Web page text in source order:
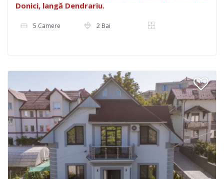
Donici, langă Dendrariu.
5 Camere 2 Bai